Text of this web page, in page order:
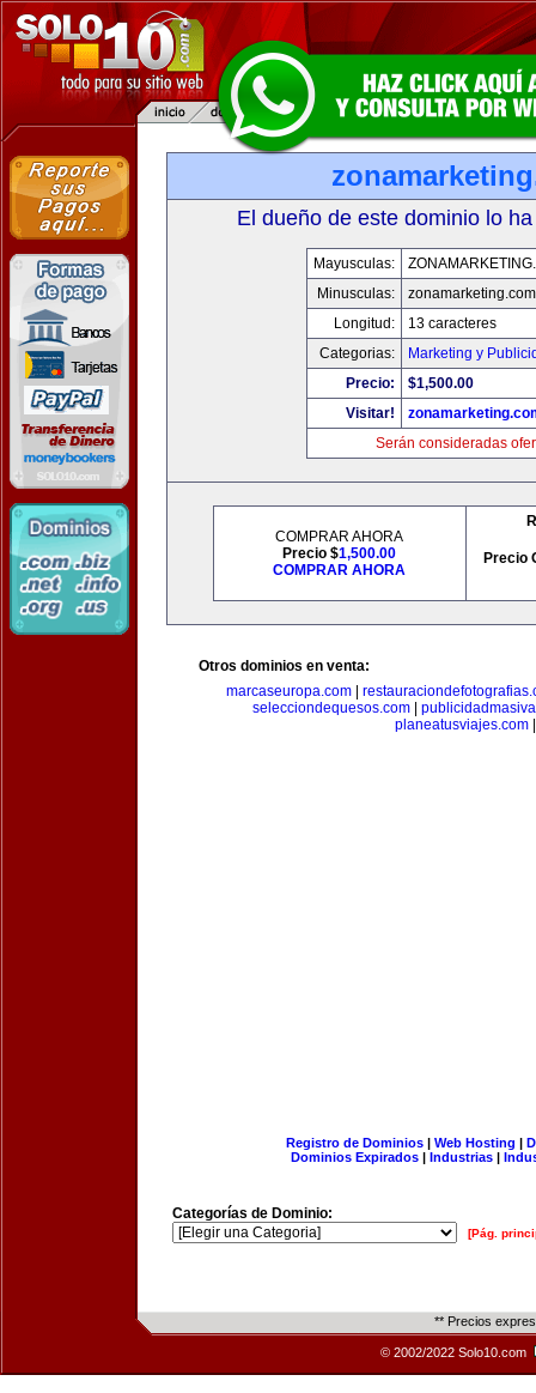
El dueño de este dominio lo
Mayusculas:
Minusculas:
zonamarketing.com
Longitud:
13 caracteres
Categorias:
Marketing y
Precio:
$1,500.00
Visitar!
Serán consideradas
COMPRAR AHORA
Precio $1,500.00
COMPRAR AHORA
Precio
Otros dominios en venta:
marcaseuropa.com|
selecciondequesos.com
planeatusviajes.com
Registro de Dominios| Web Hosting |
Dominios Expirados | Industrias |
Categorías de Dominio:
[Pág.
** Precios
© 2002/2022 Solo10.com